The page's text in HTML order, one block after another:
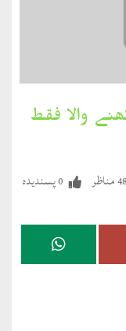
والا فقط
مناظر 0پسندیدہ